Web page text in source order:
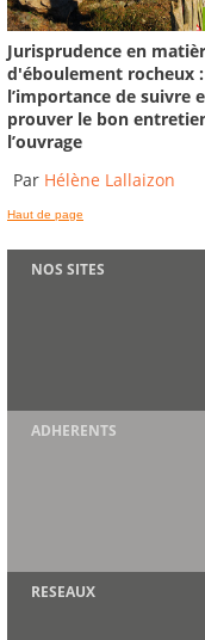
Jurisprudence en
d'éboulement rocheux :
l’importance de suivre
prouver le bon
l’ouvrage
Par Hélène Lallaizon
Haut de page
NOS SITES
ADHERENTS
RESEAUX